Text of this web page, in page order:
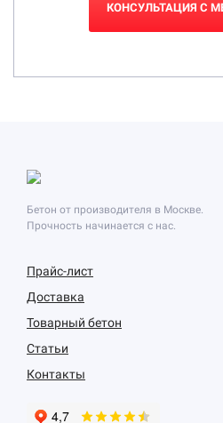
КОНСУЛЬТАЦИЯ С
Бетон от производителя в Москве.
Прочность начинается с нас.
Прайс-лист
Доставка
Товарный бетон
Статьи
Контакты